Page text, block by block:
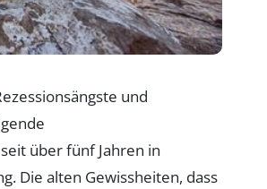
und
über fünf Jahren in
Die alten Gewissheiten, dass